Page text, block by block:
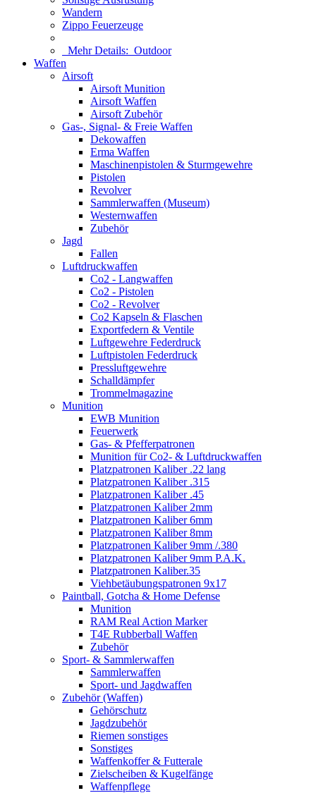
Wandern
Zippo Feuerzeuge
Mehr Details: Outdoor
Waffen
Airsoft
Airsoft Munition
Airsoft Waffen
Airsoft Zubehör
Gas-, Signal- & Freie Waffen
Dekowaffen
Erma Waffen
Maschinenpistolen & Sturmgewehre
Pistolen
Revolver
Sammlerwaffen (Museum)
Westernwaffen
Zubehör
Jagd
Fallen
Luftdruckwaffen
Co2 - Langwaffen
Co2 - Pistolen
Co2 - Revolver
Co2 Kapseln & Flaschen
Exportfedern & Ventile
Luftgewehre Federdruck
Luftpistolen Federdruck
Pressluftgewehre
Schalldämpfer
Trommelmagazine
Munition
EWB Munition
Feuerwerk
Gas- & Pfefferpatronen
Munition für Co2- & Luftdruckwaffen
Platzpatronen Kaliber .22 lang
Platzpatronen Kaliber .315
Platzpatronen Kaliber .45
Platzpatronen Kaliber 2mm
Platzpatronen Kaliber 6mm
Platzpatronen Kaliber 8mm
Platzpatronen Kaliber 9mm /.380
Platzpatronen Kaliber 9mm P.A.K.
Platzpatronen Kaliber.35
Viehbetäubungspatronen 9x17
Paintball, Gotcha & Home Defense
Munition
RAM Real Action Marker
T4E Rubberball Waffen
Zubehör
Sport- & Sammlerwaffen
Sammlerwaffen
Sport- und Jagdwaffen
Zubehör (Waffen)
Gehörschutz
Jagdzubehör
Riemen sonstiges
Sonstiges
Waffenkoffer & Futterale
Zielscheiben & Kugelfänge
Waffenpflege